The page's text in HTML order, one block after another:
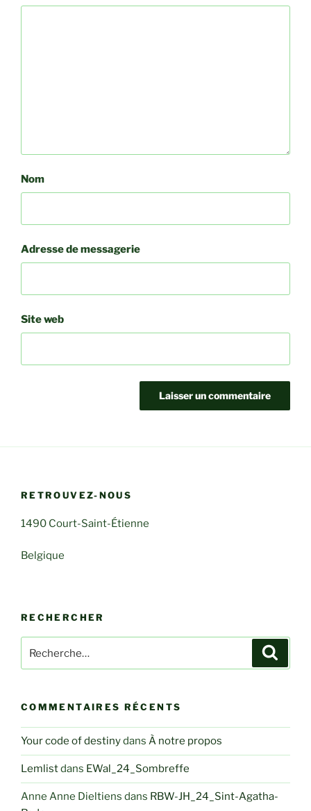
Nom
Adresse de messagerie
Site web
RETROUVEZ-NOUS
1490 Court-Saint-Étienne
Belgique
RECHERCHER
pour
COMMENTAIRES RÉCENTS
Your code of destinydans À notre propos
Lemlistdans EWal_24_Sombreffe
Anne Anne Dieltiens dans RBW-JH_24_Sint-Agatha-